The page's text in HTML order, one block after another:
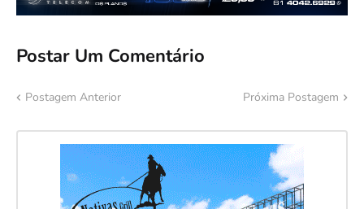
Postar Um Comentário
Postagem Anterior Próxima Postagem